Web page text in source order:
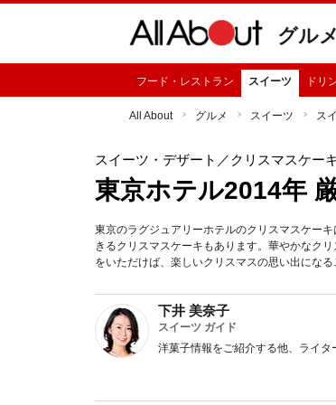
グルメ
フード・レストラン スイーツ ドリ
All About グルメ スイーツ ス
スイーツ・デザート ／クリスマスケー
東京ホテル2014年
東京のラグジュアリーホテルのクリスマスケー
きるクリスマスケーキもあります。華やかなク
をいただけば、楽しいクリスマスの思い出になる
下井 美奈子
スイーツ ガイド
洋菓子情報をご紹介する他、ライタ